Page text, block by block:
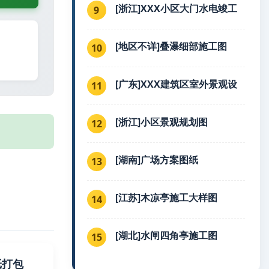
包
9 [浙江]XXX小区大门水电竣工
10 [地区不详]叠瀑细部施工图
11 [广东]XXX建筑区室外景观设
12 [浙江]小区景观规划图
13 [湖南]广场方案图纸
14 [江苏]木凉亭施工大样图
15 [湖北]水闸四角亭施工图